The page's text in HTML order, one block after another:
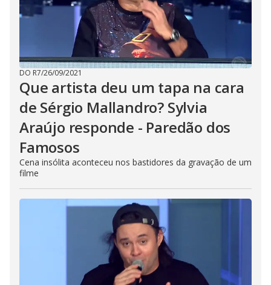
DO R7/26/09/2021
Que artista deu um tapa na cara
de Sérgio Mallandro? Sylvia
Araújo responde - Paredão dos
Famosos
Cena insólita aconteceu nos bastidores da gravação de um
filme